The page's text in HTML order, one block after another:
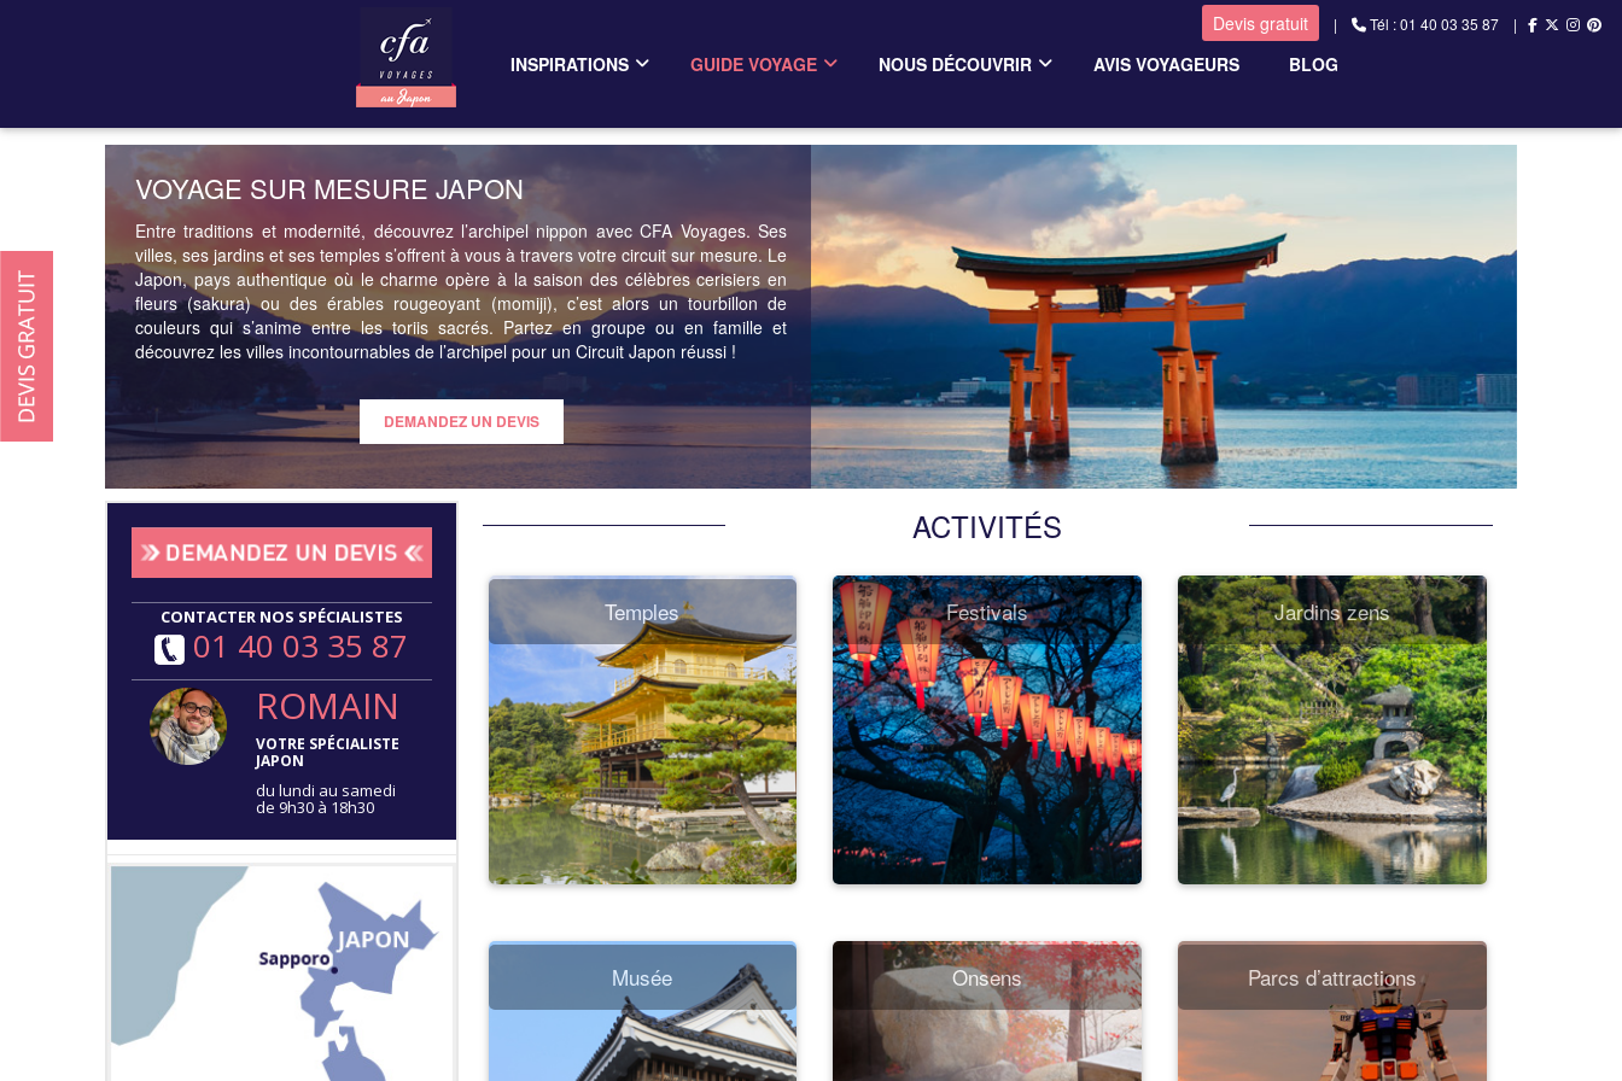
Devis gratuit | Tél : 01 40 03 35 87 |
INSPIRATIONS GUIDE VOYAGE NOUS DÉCOUVRIR AVIS VOYAGEURS BLOG
VOYAGE SUR MESURE JAPON
Entre traditions et modernité, découvrez l’archipel nippon avec CFA Voyages. Ses
villes, ses jardins et ses temples s’offrent à vous à travers votre circuit sur mesure. Le
Japon, pays authentique où le charme opère à la saison des célèbres cerisiers en
fleurs (sakura) ou des érables rougeoyant (momiji), c’est alors un tourbillon de
couleurs qui s’anime entre les toriis sacrés. Partez en groupe ou en famille et
découvrez les villes incontournables de l’archipel pour un Circuit Japon réussi !
CONTACTER NOS SPÉCIALISTES
01 40 03 35 87
ROMAIN
VOTRE SPÉCIALISTE
JAPON
du lundi au samedi
de 9h30 à 18h30
ACTIVITÉS
Temples Festivals Jardins zens
Musée Onsens Parcs d’attractions